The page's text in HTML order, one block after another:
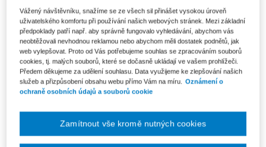
DMOC 329 Kč
238 Kč
E-kniha Smarteca + soubory ke stažení
V prodeji - ihned k dispozici
Co je Smarteca?
Kde najdu soubory e-knih?
399 Kč
Ušetříte 210 Kč
Balíček - Tištěná kniha + E-kniha
Smarteca + soubory ke stažení
- expedice do 2 pracovních dnů
Vážený návštěvníku, snažíme se ze všech sil přinášet vysokou úroveň
uživatelského komfortu při používání našich webových stránek. Mezi základní
předpoklady patří např. aby správně fungovalo vyhledávání, abychom vás
neobtěžovali nevhodnou reklamou nebo abychom měli dostatek podnětů, jak
web vylepšovat. Proto od Vás potřebujeme souhlas se zpracováním souborů
cookies, tj. malých souborů, které se dočasně ukládají ve vašem prohlížeči.
Předem děkujeme za udělení souhlasu. Data využijeme ke zlepšování našich
služeb a přizpůsobení obsahu webu přímo Vám na míru. Oznámení o
ochraně osobních údajů a souborů cookie
Zamítnout vše kromě nutných cookies